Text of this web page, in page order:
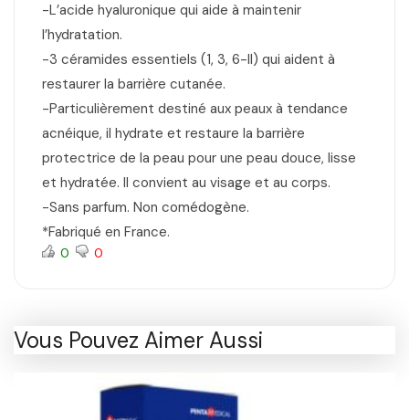
-L’acide hyaluronique qui aide à maintenir
l’hydratation.
-3 céramides essentiels (1, 3, 6-II) qui aident à
restaurer la barrière cutanée.
-Particulièrement destiné aux peaux à tendance
acnéique, il hydrate et restaure la barrière
protectrice de la peau pour une peau douce, lisse
et hydratée. Il convient au visage et au corps.
-Sans parfum. Non comédogène.
*Fabriqué en France.
0 0
Vous Pouvez Aimer Aussi